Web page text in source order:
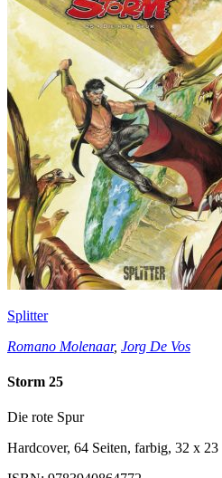
Splitter
Romano Molenaar, Jorg De Vos
Storm 25
Die rote Spur
Hardcover, 64 Seiten, farbig, 32 x